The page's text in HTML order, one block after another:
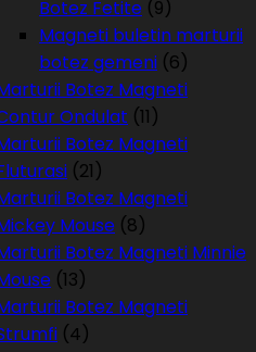
Botez Fetite (9)
Magneti buletin marturii
botez gemeni (6)
Botez Magneti
Ondulat (11)
Botez Magneti
(21)
Botez Magneti
Mouse (8)
Botez Magneti Minnie
(13)
Botez Magneti
(4)